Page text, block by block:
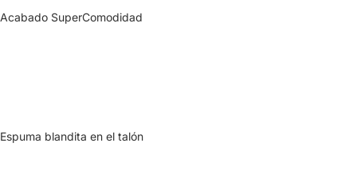
Acabado SuperComodidad
Espuma blandita en el talón